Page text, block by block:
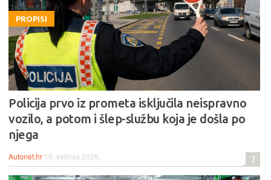
PROPISI
Policija prvo iz prometa isključila neispravno
vozilo, a potom i šlep-službu koja je došla po
njega
Autonet.hr 10. svibnja 2026. 7